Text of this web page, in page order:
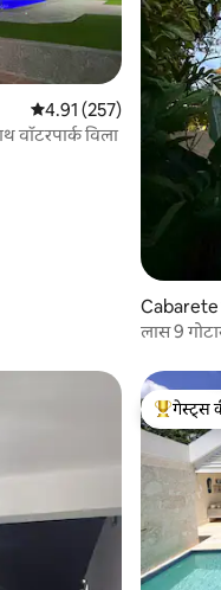
औसत रेटिंग 5 में से 4.91, 257
4.91 (257)
वॉटरपार्क विला
Cabarete
लास 9
गेस्ट्स का
गेस्ट्स